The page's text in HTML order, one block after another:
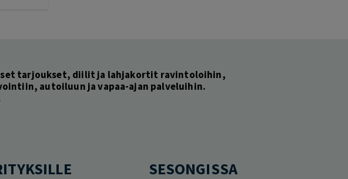
tarjoukset, diilit ja lahjakortit ravintoloihin,
autoiluun ja vapaa-ajan palveluihin.
SESONGISSA